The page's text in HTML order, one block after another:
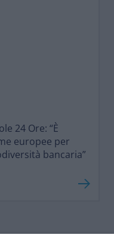
24 Ore: “È
europee per
bancaria”